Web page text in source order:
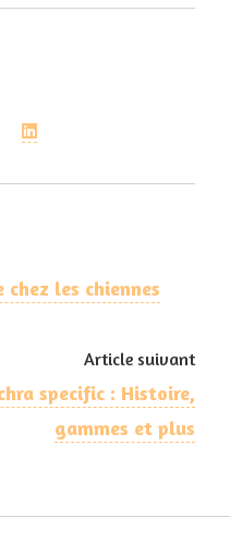
les chiennes
Article suivant
specific : Histoire,
gammes et plus